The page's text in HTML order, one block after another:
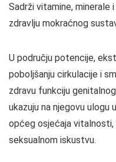
Sadrži vitamine, minerale
zdravlju mokraćnog
U području potencije,
poboljšanju cirkulacije i
zdravu funkciju
ukazuju na njegovu ulogu
općeg osjećaja
seksualnom iskustvu.